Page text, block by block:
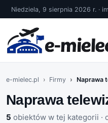
Niedziela, 9 sierpnia 2026 r. ·
e-mielec.pl Firmy Naprawa
Naprawa
5 obiektów w tej kategorii ·